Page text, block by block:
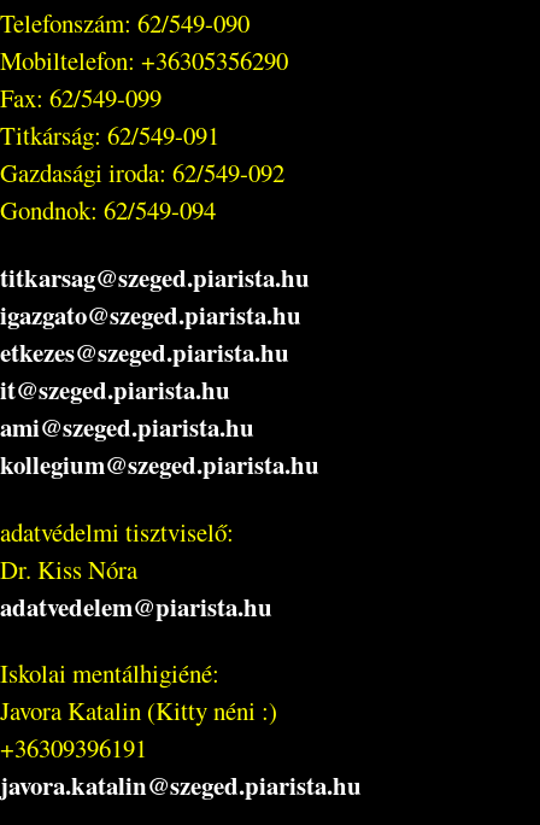
Telefonszám: 62/549-090
Mobiltelefon: +36305356290
Fax: 62/549-099
Titkárság: 62/549-091
Gazdasági iroda: 62/549-092
Gondnok: 62/549-094
titkarsag@szeged.piarista.hu
igazgato@szeged.piarista.hu
etkezes@szeged.piarista.hu
it@szeged.piarista.hu
ami@szeged.piarista.hu
kollegium@szeged.piarista.hu
adatvédelmi tisztviselő:
Dr. Kiss Nóra
adatvedelem@piarista.hu
Iskolai mentálhigiéné:
Javora Katalin (Kitty néni :)
+36309396191
javora.katalin@szeged.piarista.hu